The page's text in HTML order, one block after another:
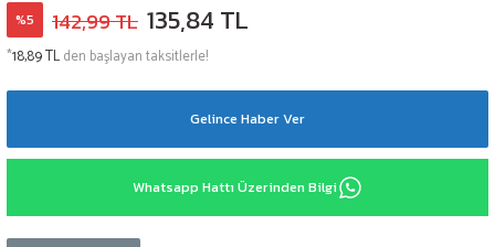
%5 142,99 TL 135,84 TL
*18,89 TLden başlayan taksitlerle!
Gelince Haber Ver
Whatsapp Hattı Üzerinden Bilgi